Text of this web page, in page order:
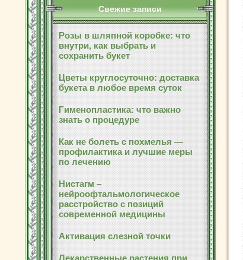
Свежие записи
Розы в шляпной коробке: что
внутри, как выбрать и
сохранить букет
Цветы круглосуточно: доставка
букета в любое время суток
Гименопластика: что важно
знать о процедуре
Как не болеть с похмелья —
профилактика и лучшие меры
по лечению
Нистагм –
нейроофтальмологическое
расстройство с позиций
современной медицины
Активация слезной точки
Лекарственные растения при